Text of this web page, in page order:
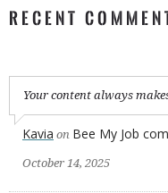
RECENT
Your content always
Kavia on Bee My Job
October 14, 2025